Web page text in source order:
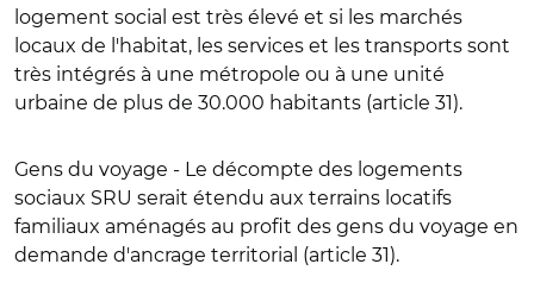
logement social est très élevé et si les marchés
locaux de l'habitat, les services et les transports sont
très intégrés à une métropole ou à une unité
urbaine de plus de 30.000 habitants (article 31).
Gens du voyage - Le décompte des logements
sociaux SRU serait étendu aux terrains locatifs
familiaux aménagés au profit des gens du voyage en
demande d'ancrage territorial (article 31).